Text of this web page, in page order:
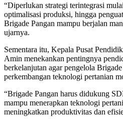
“Diperlukan strategi terintegrasi
optimalisasi produksi, hingga
Brigade Pangan mampu berjalan
ujarnya.
Sementara itu, Kepala Pusat
Amin menekankan pentingnya
berkelanjutan agar pengelola
perkembangan teknologi pertanian
“Brigade Pangan harus didukung
mampu menerapkan teknologi
meningkatkan produktivitas dan